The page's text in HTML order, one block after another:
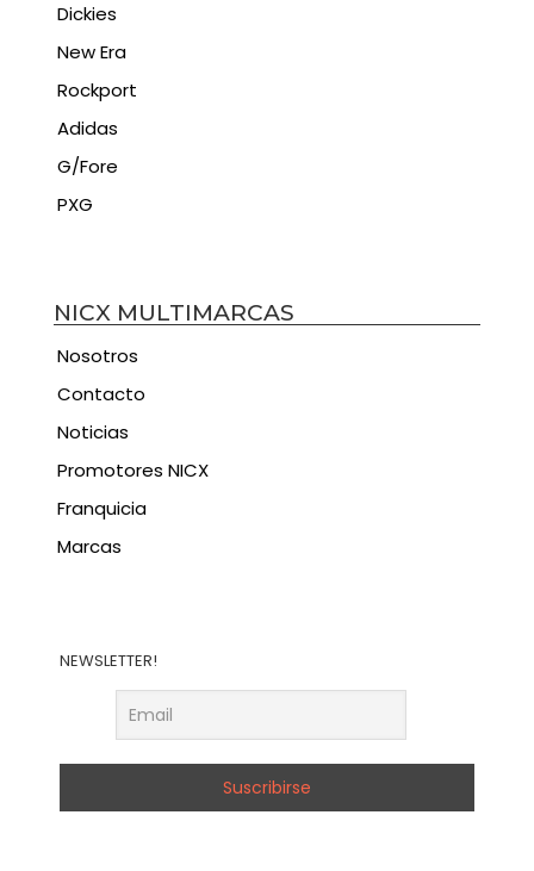
Dickies
New Era
Rockport
Adidas
G/Fore
PXG
NICX MULTIMARCAS
Nosotros
Contacto
Noticias
Promotores NICX
Franquicia
Marcas
NEWSLETTER!